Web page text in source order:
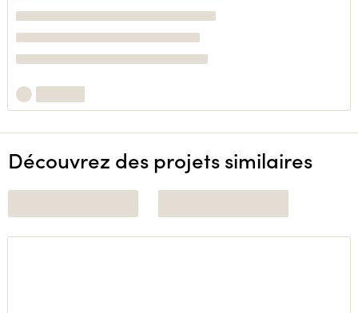
Découvrez des projets similaires